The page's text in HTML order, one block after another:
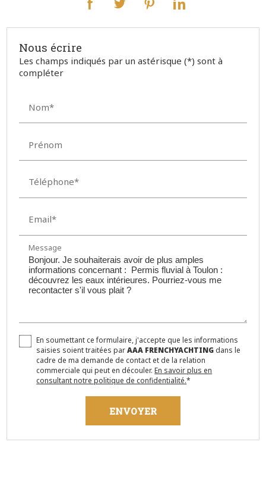
Nous écrire
Les champs indiqués par un astérisque (*) sont à
compléter
Nom*
Prénom
Téléphone*
Email*
Message
En soumettant ce formulaire, j'accepte que les informations
saisies soient traitées parAAA FRENCHYACHTING dans le
cadre de ma demande de contact et de la relation
commerciale qui peut en découler.En savoir plus en
consultant notre politique de confidentialité.*